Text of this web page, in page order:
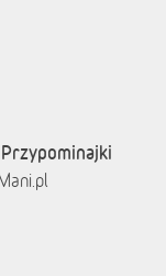
Przypominajki